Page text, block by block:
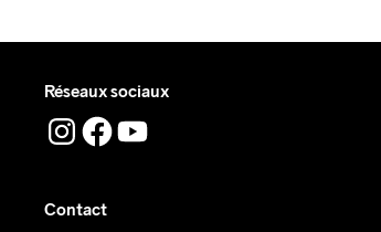
Réseaux sociaux
Contact